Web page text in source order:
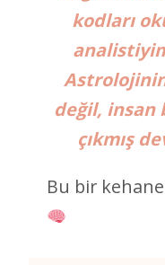
kodları
değil, insan
çıkmış
Bu bir